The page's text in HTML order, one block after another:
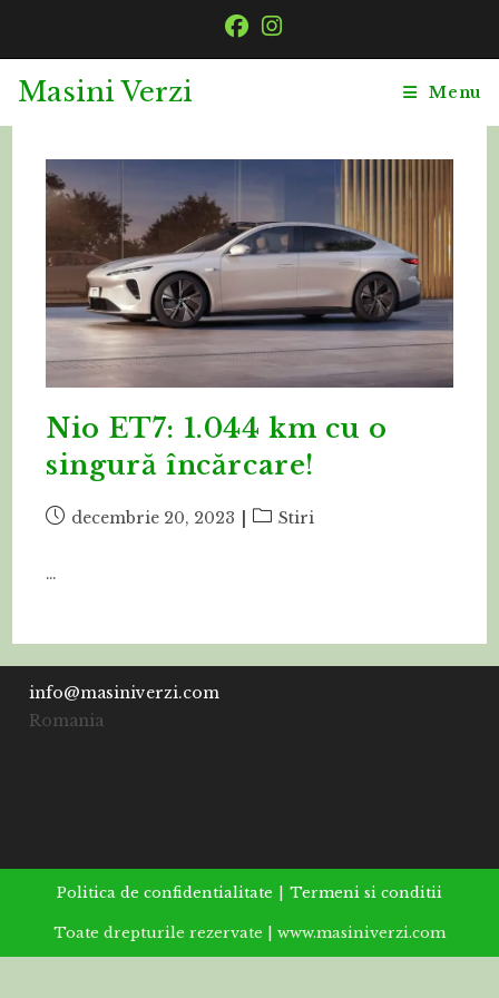
Masini Verzi Menu
Nio ET7: 1.044 km cu o
singură încărcare!
Postdecembrie 20, 2023
PostStiri
…
info@masiniverzi.com
Romania
Politica de confidentialitate Termeni si conditii
Toate drepturile rezervate | www.masiniverzi.com